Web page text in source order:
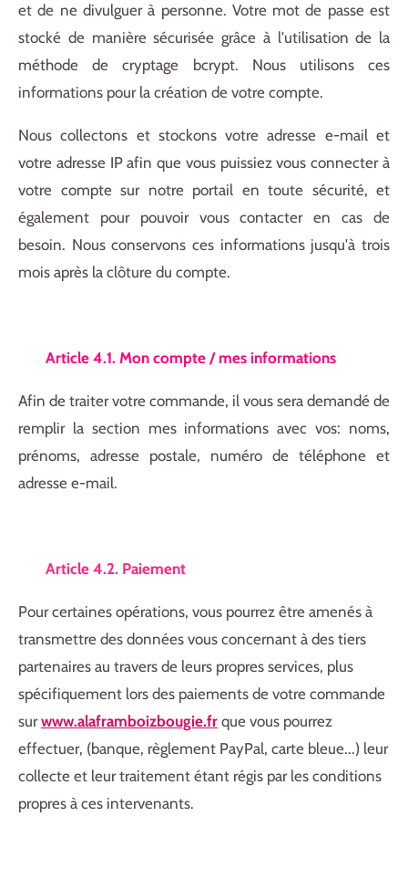
et de ne divulguer à personne. Votre mot de passe est
stocké de manière sécurisée grâce à l'utilisation de la
méthode de cryptage bcrypt. Nous utilisons ces
informations pour la création de votre compte.
Nous collectons et stockons votre adresse e-mail et
votre adresse IP afin que vous puissiez vous connecter à
votre compte sur notre portail en toute sécurité, et
également pour pouvoir vous contacter en cas de
besoin. Nous conservons ces informations jusqu'à trois
mois après la clôture du compte.
Article 4.1. Mon compte / mes informations
Afin de traiter votre commande, il vous sera demandé de
remplir la section mes informations avec vos: noms,
prénoms, adresse postale, numéro de téléphone et
adresse e-mail.
Article 4.2. Paiement
Pour certaines opérations, vous pourrez être amenés à
transmettre des données vous concernant à des tiers
partenaires au travers de leurs propres services, plus
spécifiquement lors des paiements de votre commande
surwww.alaframboizbougie.fr que vous pourrez
effectuer, (banque, règlement PayPal, carte bleue...) leur
collecte et leur traitement étant régis par les conditions
propres à ces intervenants.